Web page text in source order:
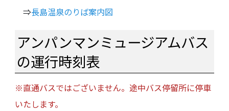
⇒長島温泉のりば案内図
アンパンマンミュージアムバス
の運行時刻表
※直通バスではございません。途中バス停留所に停車
いたします。